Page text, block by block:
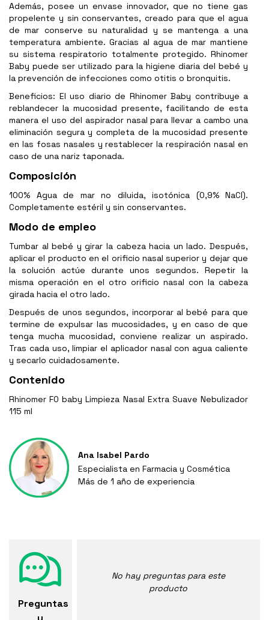
Además, posee un envase innovador, que no tiene gas
propelente y sin conservantes, creado para que el agua
de mar conserve su naturalidad y se mantenga a una
temperatura ambiente. Gracias al agua de mar mantiene
su sistema respiratorio totalmente protegido. Rhinomer
Baby puede ser utilizado para la higiene diaria del bebé y
la prevención de infecciones como otitis o bronquitis.
Beneficios: El uso diario de Rhinomer Baby contribuye a
reblandecer la mucosidad presente, facilitando de esta
manera el uso del aspirador nasal para llevar a cambo una
eliminación segura y completa de la mucosidad presente
en las fosas nasales y restablecer la respiración nasal en
caso de una nariz taponada.
Composición
100% Agua de mar no diluida, isotónica (0,9% NaCl).
Completamente estéril y sin conservantes.
Modo de empleo
Tumbar al bebé y girar la cabeza hacia un lado. Después,
aplicar el producto en el orificio nasal superior y dejar que
la solución actúe durante unos segundos. Repetir la
misma operación en el otro orificio nasal con la cabeza
girada hacia el otro lado.
Después de unos segundos, incorporar al bebé para que
termine de expulsar las mucosidades, y en caso de que
tenga mucha mucosidad, conviene realizar un aspirado.
Tras cada uso, limpiar el aplicador nasal con agua caliente
y secarlo cuidadosamente.
Contenido
Rhinomer F0 baby Limpieza Nasal Extra Suave Nebulizador
115 ml
Ana Isabel Pardo
Especialista en Farmacia y Cosmética
Más de 1 año de experiencia
Preguntas
No hay preguntas para este
producto